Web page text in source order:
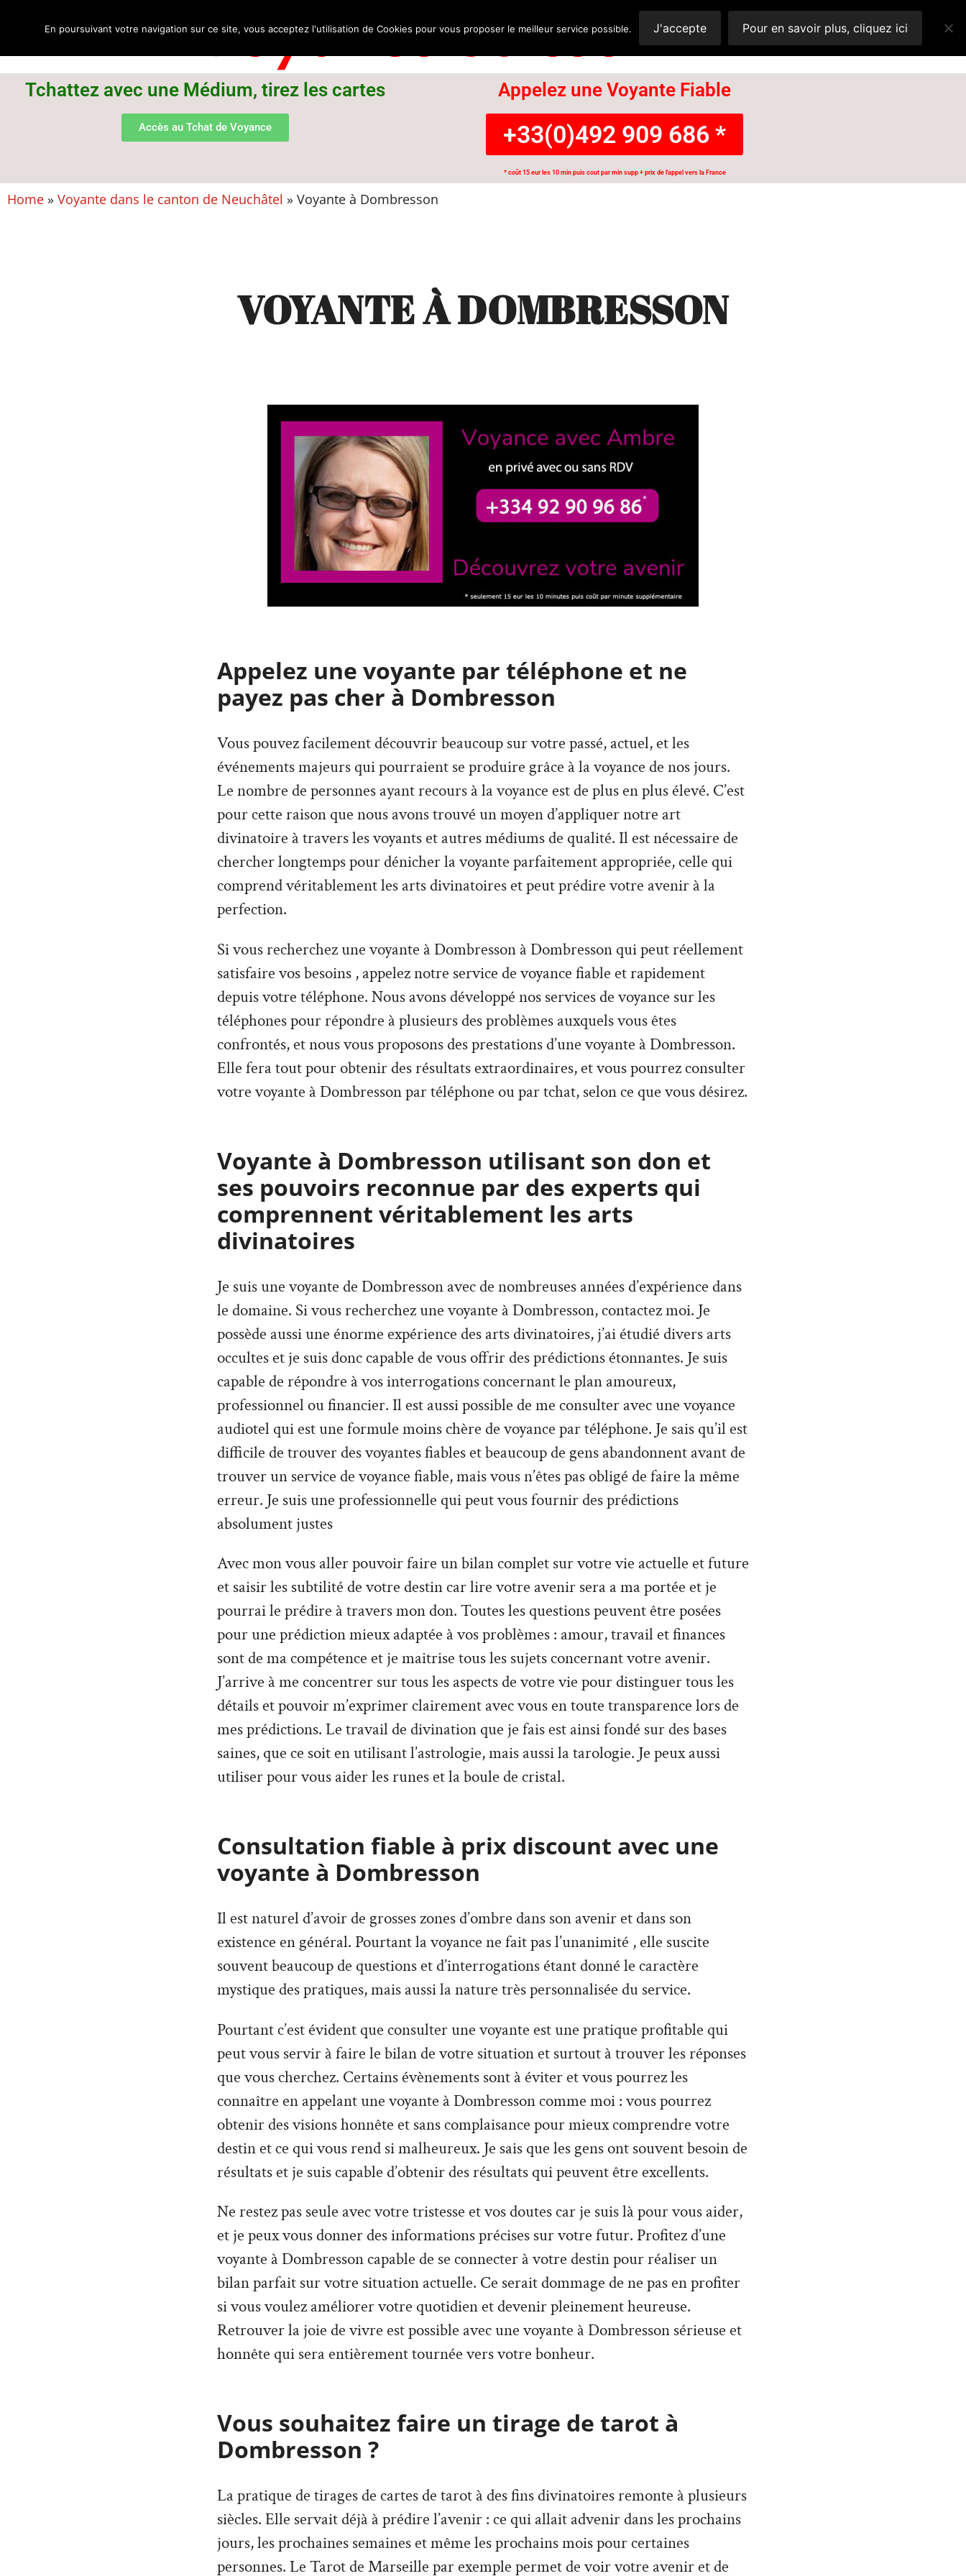
Voyance Suisse
Tchattez avec une Médium, tirez les cartes
Accès au Tchat de Voyance
Appelez une Voyante Fiable
+33(0)492 909 686 *
* coût 15 eur les 10 min puis cout par min supp + prix de l'appel vers la France
Home » Voyante dans le canton de Neuchâtel » Voyante à Dombresson
VOYANTE À DOMBRESSON
Appelez une voyante par téléphone et ne
payez pas cher à Dombresson
Vous pouvez facilement découvrir beaucoup sur votre passé, actuel, et les
événements majeurs qui pourraient se produire grâce à la voyance de nos jours.
Le nombre de personnes ayant recours à la voyance est de plus en plus élevé. C’est
pour cette raison que nous avons trouvé un moyen d’appliquer notre art
divinatoire à travers les voyants et autres médiums de qualité. Il est nécessaire de
chercher longtemps pour dénicher la voyante parfaitement appropriée, celle qui
comprend véritablement les arts divinatoires et peut prédire votre avenir à la
perfection.
Si vous recherchez une voyante à Dombresson à Dombresson qui peut réellement
satisfaire vos besoins , appelez notre service de voyance fiable et rapidement
depuis votre téléphone. Nous avons développé nos services de voyance sur les
téléphones pour répondre à plusieurs des problèmes auxquels vous êtes
confrontés, et nous vous proposons des prestations d’une voyante à Dombresson.
Elle fera tout pour obtenir des résultats extraordinaires, et vous pourrez consulter
votre voyante à Dombresson par téléphone ou par tchat, selon ce que vous désirez.
Voyante à Dombresson utilisant son don et
ses pouvoirs reconnue par des experts qui
comprennent véritablement les arts
divinatoires
Je suis une voyante de Dombresson avec de nombreuses années d’expérience dans
le domaine. Si vous recherchez une voyante à Dombresson, contactez moi. Je
possède aussi une énorme expérience des arts divinatoires, j’ai étudié divers arts
occultes et je suis donc capable de vous offrir des prédictions étonnantes. Je suis
capable de répondre à vos interrogations concernant le plan amoureux,
professionnel ou financier. Il est aussi possible de me consulter avec une voyance
audiotel qui est une formule moins chère de voyance par téléphone. Je sais qu’il est
difficile de trouver des voyantes fiables et beaucoup de gens abandonnent avant de
trouver un service de voyance fiable, mais vous n’êtes pas obligé de faire la même
erreur. Je suis une professionnelle qui peut vous fournir des prédictions
absolument justes
Avec mon vous aller pouvoir faire un bilan complet sur votre vie actuelle et future
et saisir les subtilité de votre destin car lire votre avenir sera a ma portée et je
pourrai le prédire à travers mon don. Toutes les questions peuvent être posées
pour une prédiction mieux adaptée à vos problèmes : amour, travail et finances
sont de ma compétence et je maitrise tous les sujets concernant votre avenir.
J’arrive à me concentrer sur tous les aspects de votre vie pour distinguer tous les
détails et pouvoir m’exprimer clairement avec vous en toute transparence lors de
mes prédictions. Le travail de divination que je fais est ainsi fondé sur des bases
saines, que ce soit en utilisant l’astrologie, mais aussi la tarologie. Je peux aussi
utiliser pour vous aider les runes et la boule de cristal.
Consultation fiable à prix discount avec une
voyante à Dombresson
Il est naturel d’avoir de grosses zones d’ombre dans son avenir et dans son
existence en général. Pourtant la voyance ne fait pas l’unanimité , elle suscite
souvent beaucoup de questions et d’interrogations étant donné le caractère
mystique des pratiques, mais aussi la nature très personnalisée du service.
Pourtant c’est évident que consulter une voyante est une pratique profitable qui
peut vous servir à faire le bilan de votre situation et surtout à trouver les réponses
que vous cherchez. Certains évènements sont à éviter et vous pourrez les
connaître en appelant une voyante à Dombresson comme moi : vous pourrez
obtenir des visions honnête et sans complaisance pour mieux comprendre votre
destin et ce qui vous rend si malheureux. Je sais que les gens ont souvent besoin de
résultats et je suis capable d’obtenir des résultats qui peuvent être excellents.
Ne restez pas seule avec votre tristesse et vos doutes car je suis là pour vous aider,
et je peux vous donner des informations précises sur votre futur. Profitez d’une
voyante à Dombresson capable de se connecter à votre destin pour réaliser un
bilan parfait sur votre situation actuelle. Ce serait dommage de ne pas en profiter
si vous voulez améliorer votre quotidien et devenir pleinement heureuse.
Retrouver la joie de vivre est possible avec une voyante à Dombresson sérieuse et
honnête qui sera entièrement tournée vers votre bonheur.
Vous souhaitez faire un tirage de tarot à
Dombresson ?
La pratique de tirages de cartes de tarot à des fins divinatoires remonte à plusieurs
siècles. Elle servait déjà à prédire l’avenir : ce qui allait advenir dans les prochains
jours, les prochaines semaines et même les prochains mois pour certaines
personnes. Le Tarot de Marseille par exemple permet de voir votre avenir et de
En poursuivant votre navigation sur ce site, vous acceptez l'utilisation de Cookies pour vous proposer le meilleur service possible. J'accepte Pour en savoir plus, cliquez ici